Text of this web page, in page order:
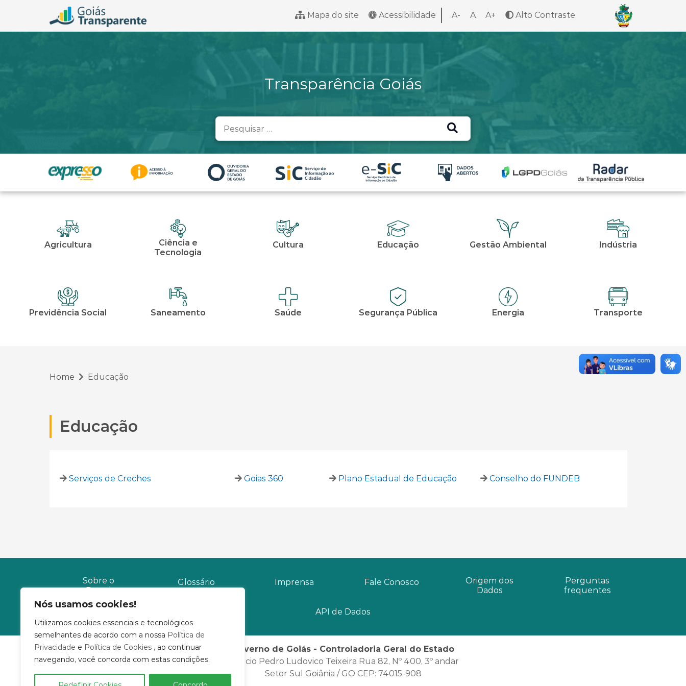
Nós usamos cookies!
Utilizamos cookies essenciais e tecnológicos
semelhantes de acordo com a nossa Política de
Privacidade e Política de Cookies , ao continuar
navegando, você concorda com estas condições.
Mapa do site Acessibilidade A- A A+ Alto Contraste
Transparência Goiás
Agricultura
Ciência e
Tecnologia
Cultura Educação Gestão Ambiental Indústria
Previdência Social Saneamento Saúde Segurança Pública Energia Transporte
Home Educação
Educação
Serviços de Creches Goias 360 Plano Estadual de Educação Conselho do FUNDEB
Sobre o
Portal
Glossário Imprensa Fale Conosco
Origem dos
Dados
Perguntas
frequentes
API de Dados
Governo de Goiás - Controladoria Geral do Estado
Palácio Pedro Ludovico Teixeira Rua 82, Nº 400, 3º andar
Setor Sul Goiânia / GO CEP: 74015-908